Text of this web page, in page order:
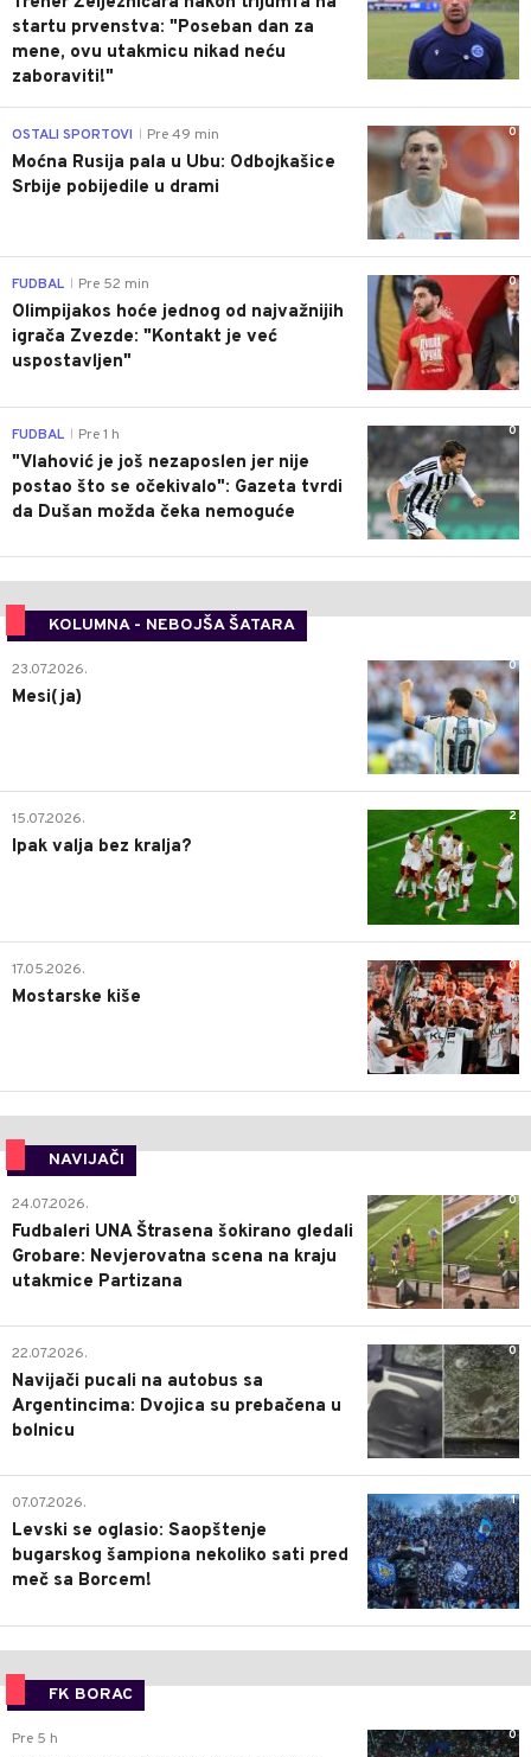
startu prvenstva: "Poseban dan za
mene, ovu utakmicu nikad neću
zaboraviti!"
0
OSTALI SPORTOVI Pre 49 min
Moćna Rusija pala u Ubu: Odbojkašice
Srbije pobijedile u drami
0
FUDBAL Pre 52 min
Olimpijakos hoće jednog od najvažnijih
igrača Zvezde: "Kontakt je već
uspostavljen"
0
FUDBAL Pre 1 h
"Vlahović je još nezaposlen jer nije
postao što se očekivalo": Gazeta tvrdi
da Dušan možda čeka nemoguće
KOLUMNA - NEBOJŠA ŠATARA
0
23.07.2026.
Mesi(ja)
2
15.07.2026.
Ipak valja bez kralja?
0
17.05.2026.
Mostarske kiše
NAVIJAČI
0
24.07.2026.
Fudbaleri UNA Štrasena šokirano gledali
Grobare: Nevjerovatna scena na kraju
utakmice Partizana
0
22.07.2026.
Navijači pucali na autobus sa
Argentincima: Dvojica su prebačena u
bolnicu
1
07.07.2026.
Levski se oglasio: Saopštenje
bugarskog šampiona nekoliko sati pred
meč sa Borcem!
FK BORAC
0
Pre 5 h